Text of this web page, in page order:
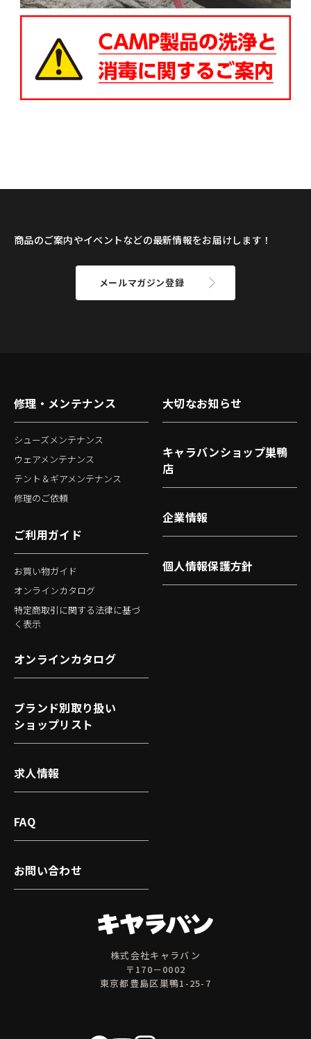
商品のご案内やイベントなどの最新情報をお届けします！
メールマガジン登録
株式会社キャラバン
〒170－0002
東京都豊島区巣鴨1-25-7
修理・メンテナンス
シューズメンテナンス
ウェアメンテナンス
テント＆ギアメンテナンス
修理のご依頼
ご利用ガイド
お買い物ガイド
オンラインカタログ
特定商取引に関する法律に基づ
く表示
大切なお知らせ
キャラバンショップ巣鴨
店
企業情報
個人情報保護方針
オンラインカタログ
ブランド別取り扱い
ショップリスト
求人情報
FAQ
お問い合わせ